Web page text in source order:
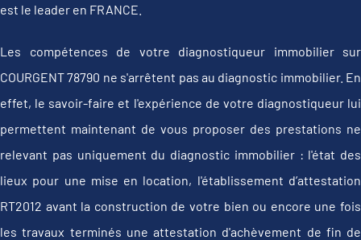
est le leader en FRANCE.
Les compétences de votre diagnostiqueur immobilier sur
COURGENT 78790 ne s'arrêtent pas au diagnostic immobilier. En
effet, le savoir-faire et l'expérience de votre diagnostiqueur lui
permettent maintenant de vous proposer des prestations ne
relevant pas uniquement du diagnostic immobilier : l'état des
lieux pour une mise en location, l'établissement d’attestation
RT2012 avant la construction de votre bien ou encore une fois
les travaux terminés une attestation d'achèvement de fin de